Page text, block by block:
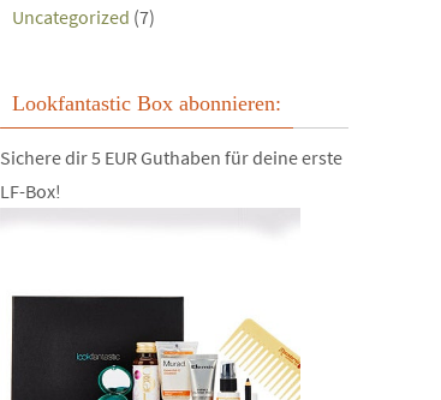
Uncategorized (7)
Lookfantastic Box abonnieren:
Sichere dir 5 EUR Guthaben für deine erste
LF-Box!